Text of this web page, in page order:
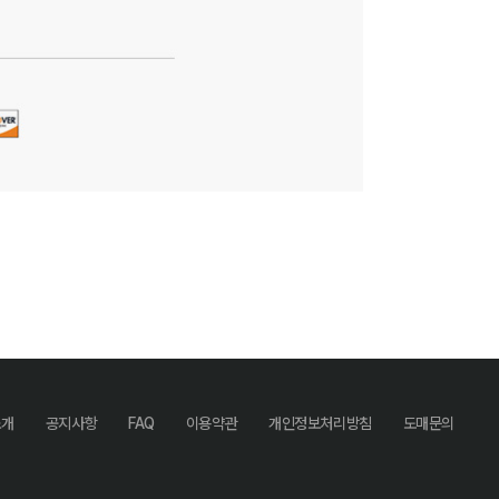
공지사항 FAQ 이용약관 개인정보처리방침 도매문의